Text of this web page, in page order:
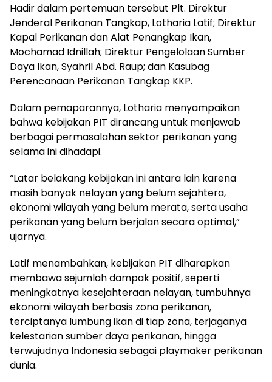
Hadir dalam pertemuan tersebut Plt. Direktur
Jenderal Perikanan Tangkap, Lotharia Latif; Direktur
Kapal Perikanan dan Alat Penangkap Ikan,
Mochamad Idnillah; Direktur Pengelolaan Sumber
Daya Ikan, Syahril Abd. Raup; dan Kasubag
Perencanaan Perikanan Tangkap KKP.
Dalam pemaparannya, Lotharia menyampaikan
bahwa kebijakan PIT dirancang untuk menjawab
berbagai permasalahan sektor perikanan yang
selama ini dihadapi.
“Latar belakang kebijakan ini antara lain karena
masih banyak nelayan yang belum sejahtera,
ekonomi wilayah yang belum merata, serta usaha
perikanan yang belum berjalan secara optimal,”
ujarnya.
Latif menambahkan, kebijakan PIT diharapkan
membawa sejumlah dampak positif, seperti
meningkatnya kesejahteraan nelayan, tumbuhnya
ekonomi wilayah berbasis zona perikanan,
terciptanya lumbung ikan di tiap zona, terjaganya
kelestarian sumber daya perikanan, hingga
terwujudnya Indonesia sebagai playmaker perikanan
dunia.